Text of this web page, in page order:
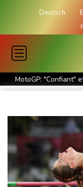
Deutsch
MotoGP: "Confiant"
Tour de France:
Retour timide des
mégafeu
Zelensky avertit que
dans des frappes
Que peut-on